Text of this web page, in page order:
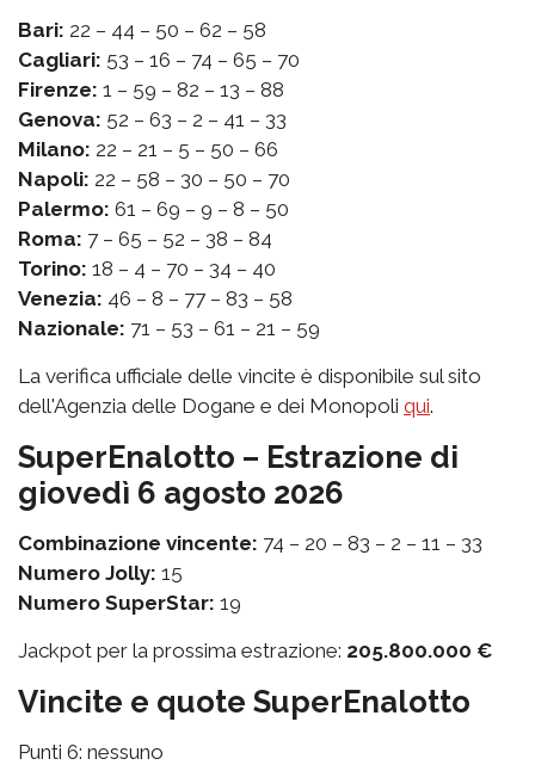
Bari: 22 – 44 – 50 – 62 – 58
Cagliari: 53 – 16 – 74 – 65 – 70
Firenze: 1 – 59 – 82 – 13 – 88
Genova: 52 – 63 – 2 – 41 – 33
Milano: 22 – 21 – 5 – 50 – 66
Napoli: 22 – 58 – 30 – 50 – 70
Palermo: 61 – 69 – 9 – 8 – 50
Roma: 7 – 65 – 52 – 38 – 84
Torino: 18 – 4 – 70 – 34 – 40
Venezia: 46 – 8 – 77 – 83 – 58
Nazionale: 71 – 53 – 61 – 21 – 59
La verifica ufficiale delle vincite è disponibile sul sito
dell'Agenzia delle Dogane e dei Monopoli qui.
SuperEnalotto – Estrazione di
giovedì 6 agosto 2026
Combinazione vincente: 74 – 20 – 83 – 2 – 11 – 33
Numero Jolly: 15
Numero SuperStar: 19
Jackpot per la prossima estrazione: 205.800.000 €
Vincite e quote SuperEnalotto
Punti 6: nessuno